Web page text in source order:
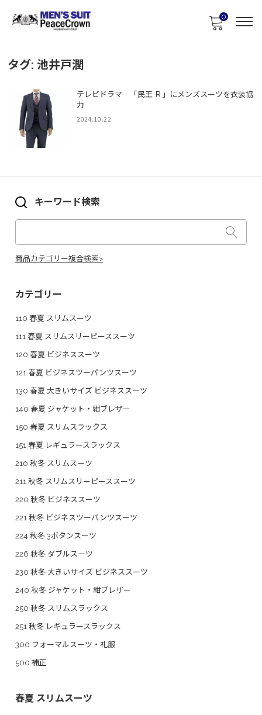
0
タグ: 池井戸潤
テレビドラマ 「民王 Ｒ」にメンズスーツを衣装協
力
2024.10.22
キーワード検索
商品カテゴリー複合検索>
カテゴリー
110 春夏 スリムスーツ
111 春夏 スリムスリーピーススーツ
120 春夏 ビジネススーツ
121 春夏 ビジネスツーパンツスーツ
130 春夏 大きいサイズ ビジネススーツ
140 春夏 ジャケット・紺ブレザー
150 春夏 スリムスラックス
151 春夏 レギュラースラックス
210 秋冬 スリムスーツ
211 秋冬 スリムスリーピーススーツ
220 秋冬 ビジネススーツ
221 秋冬 ビジネスツーパンツスーツ
224 秋冬 3ボタンスーツ
226 秋冬 ダブルスーツ
230 秋冬 大きいサイズ ビジネススーツ
240 秋冬 ジャケット・紺ブレザー
250 秋冬 スリムスラックス
251 秋冬 レギュラースラックス
300 フォーマルスーツ・礼服
500 補正
春夏 スリムスーツ